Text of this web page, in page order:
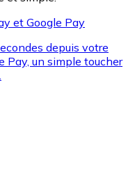
et Google Pay
depuis votre
Pay, un simple toucher